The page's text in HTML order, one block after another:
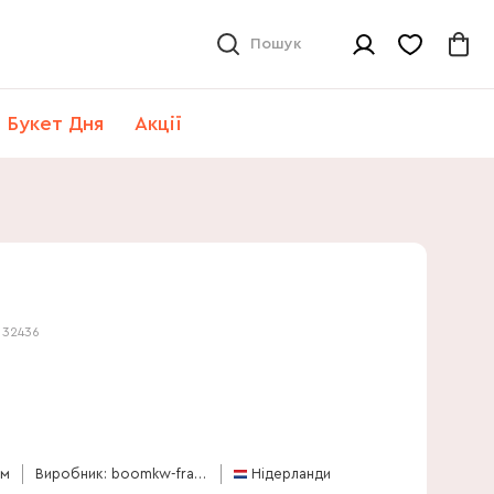
Пошук
Букет Дня Акції
32436
Виробник: boomkw-frank-van-leeuwen Нідерланди